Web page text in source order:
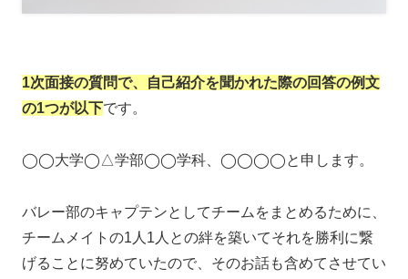
1次面接の質問で、自己紹介を聞かれた際の回答の例文
の1つが以下です。
◯◯大学◯△学部◯◯学科、◯◯◯◯と申します。
バレー部のキャプテンとしてチームをまとめるために、
チームメイトの1人1人との絆を築いてそれを勝利に繋
げることに努めていたので、そのお話も含めてさせてい